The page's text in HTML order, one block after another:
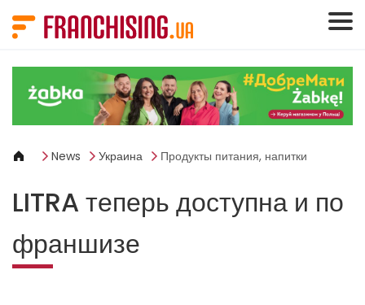
News Украина Продукты питания, напитки
LITRA теперь доступна и по
франшизе